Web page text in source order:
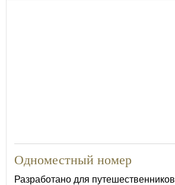
Одноместный номер
Разработано для